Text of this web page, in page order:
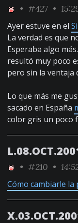
• #427 •
Ayer estuve en el
La verdad es que
Esperaba algo
resultó muy poco
pero sin la ventaja
Lo que más me
sacado en España
color gris un poco
• #210 •
Cómo cambiarle la